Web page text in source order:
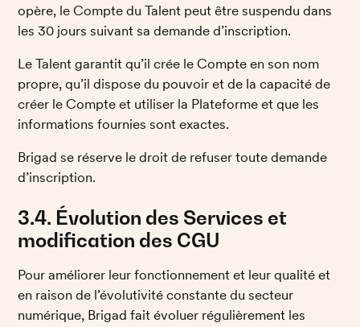
opère, le Compte du Talent peut être suspendu dans
les 30 jours suivant sa demande d’inscription.
Le Talent garantit qu’il crée le Compte en son nom
propre, qu’il dispose du pouvoir et de la capacité de
créer le Compte et utiliser la Plateforme et que les
informations fournies sont exactes.
Brigad se réserve le droit de refuser toute demande
d’inscription.
3.4. Évolution des Services et
modification des CGU
Pour améliorer leur fonctionnement et leur qualité et
en raison de l’évolutivité constante du secteur
numérique, Brigad fait évoluer régulièrement les